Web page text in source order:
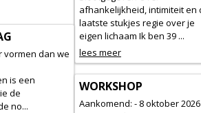
afhankelijkheid, intimiteit en
laatste stukjes regie over je
eigen lichaam Ik ben 39 ...
lees meer
vormen dan we
is een
de
no...
WORKSHOP
Aankomend: - 8 oktober 2026